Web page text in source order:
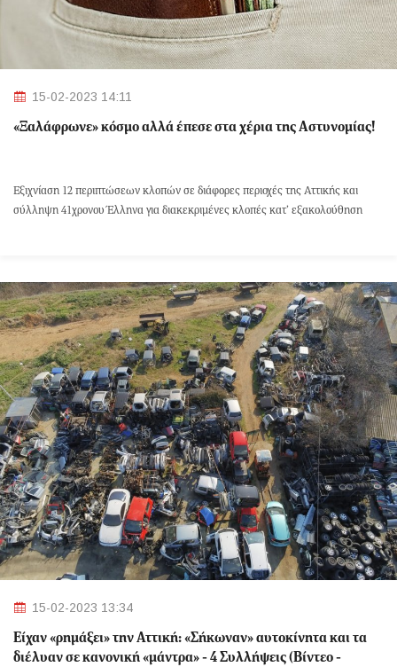
15-02-2023 14:11
«Ξαλάφρωνε» κόσμο αλλά έπεσε στα χέρια της Αστυνομίας!
Εξιχνίαση 12 περιπτώσεων κλοπών σε διάφορες περιοχές της Αττικής και
σύλληψη 41χρονου Έλληνα για διακεκριμένες κλοπές κατ’ εξακολούθηση
15-02-2023 13:34
Είχαν «ρημάξει» την Αττική: «Σήκωναν» αυτοκίνητα και τα
διέλυαν σε κανονική «μάντρα» - 4 Συλλήψεις (Βίντεο -